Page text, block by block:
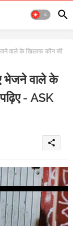
वाले के खिलाफ कौन सी
भेजने वाले के
- ASK
share